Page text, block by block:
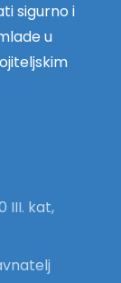
sigurno i
u
III. kat,